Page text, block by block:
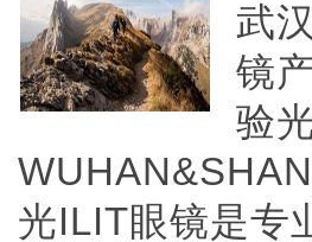
武
镜
验
光ILIT眼镜是专